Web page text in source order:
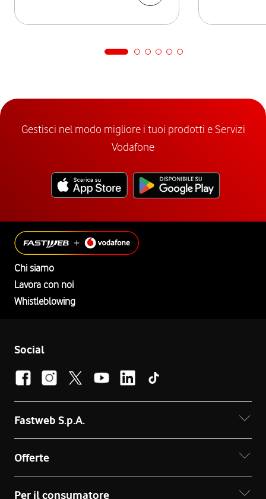
Gestisci nel modo migliore i tuoi prodotti e Servizi
Vodafone
Chi siamo
Lavora con noi
Whistleblowing
Social
Fastweb S.p.A.
Offerte
Per il consumatore